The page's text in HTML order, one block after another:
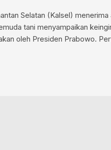
Selatan (Kalsel)
tani menyampaikan
oleh Presiden Prabowo.